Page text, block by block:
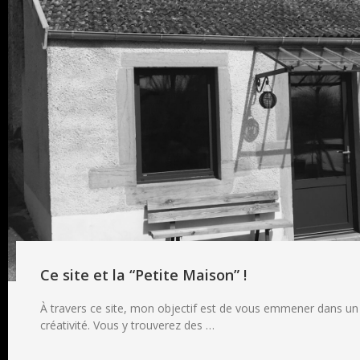
Ce site et la “Petite Maison” !
À travers ce site, mon objectif est de vous emmener dans
créativité. Vous y trouverez des …